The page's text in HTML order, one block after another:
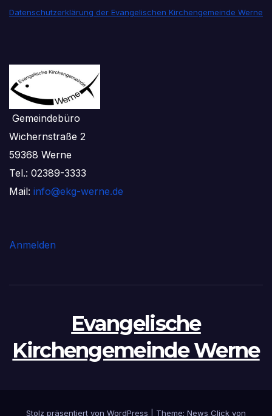
Datenschutzerklärung der Evangelischen Kirchengemeinde Werne
Gemeindebüro
Wichernstraße 2
59368 Werne
Tel.: 02389-3333
Mail: info@ekg-werne.de
Anmelden
Evangelische
Kirchengemeinde Werne
Stolz präsentiert von WordPress Theme: News Click von